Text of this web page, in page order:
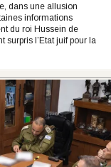
dans une allusion
informations
du roi Hussein de
surpris l’Etat juif pour la